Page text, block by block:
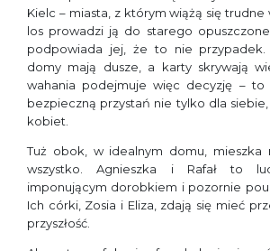
Kielc – miasta, z którym wiążą się trudne
los prowadzi ją do starego
podpowiada jej, że to nie przypadek.
domy mają dusze, a karty skrywają
wahania podejmuje więc decyzję –
bezpieczną przystań nie tylko dla
kobiet.
Tuż obok, w idealnym domu, mieszka
wszystko. Agnieszka i Rafał to
imponującym dorobkiem i pozornie
Ich córki, Zosia i Eliza, zdają się mieć
przyszłość.